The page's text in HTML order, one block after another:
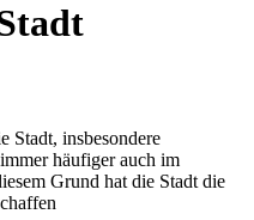
Stadt, insbesondere
häufiger auch im
Grund hat die Stadt die